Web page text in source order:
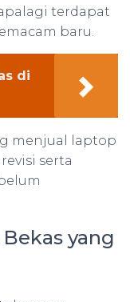
terdapat
baru.
di
menjual laptop
serta
yang